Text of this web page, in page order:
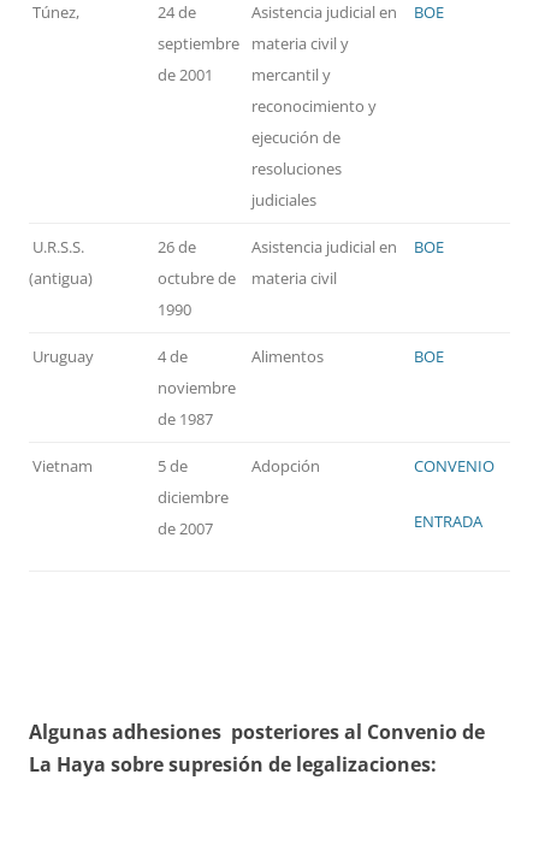
Túnez,
24 de
septiembre
de 2001
Asistencia judicial en
materia civil y
mercantil y
reconocimiento y
ejecución de
resoluciones
judiciales
BOE
U.R.S.S.
(antigua)
26 de
octubre de
1990
Asistencia judicial en
materia civil
BOE
Uruguay
4 de
noviembre
de 1987
Alimentos BOE
Vietnam
5 de
diciembre
de 2007
Adopción CONVENIO
ENTRADA
Algunas adhesiones posteriores al Convenio de
La Haya sobre supresión de legalizaciones: